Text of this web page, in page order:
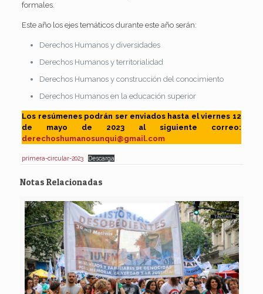
formales.
Este año los ejes temáticos durante este año serán:
Derechos Humanos y diversidades
Derechos Humanos y territorialidad
Derechos Humanos y construcción del conocimiento
Derechos Humanos en la educación superior
Los resúmenes podrán ser enviados hasta el viernes 12
de mayo de 2023 al siguiente correo:
derechoshumanosunqui@gmail.com
primera-circular-2023 Descarga
Notas Relacionadas